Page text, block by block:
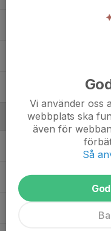
Wilfred Junhager
Ledare
Daniel Andersson
David Johansson
Vi använder oss
webbplats ska
även för
Så